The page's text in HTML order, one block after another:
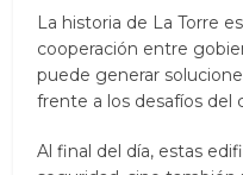
La historia de La Torre
cooperación entre
puede generar
frente a los desafíos del
Al final del día, estas